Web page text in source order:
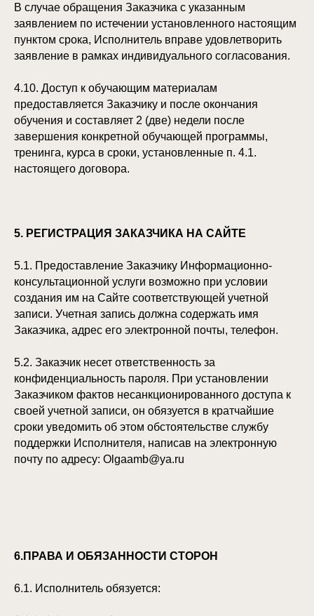
В случае обращения Заказчика с указанным
заявлением по истечении установленного настоящим
пунктом срока, Исполнитель вправе удовлетворить
заявление в рамках индивидуального согласования.
4.10. Доступ к обучающим материалам
предоставляется Заказчику и после окончания
обучения и составляет 2 (две) недели после
завершения конкретной обучающей программы,
тренинга, курса в сроки, установленные п. 4.1.
настоящего договора.
5. РЕГИСТРАЦИЯ ЗАКАЗЧИКА НА САЙТЕ
5.1. Предоставление Заказчику Информационно-
консультационной услуги возможно при условии
создания им на Сайте соответствующей учетной
записи. Учетная запись должна содержать имя
Заказчика, адрес его электронной почты, телефон.
5.2. Заказчик несет ответственность за
конфиденциальность пароля. При установлении
Заказчиком фактов несанкционированного доступа к
своей учетной записи, он обязуется в кратчайшие
сроки уведомить об этом обстоятельстве службу
поддержки Исполнителя, написав на электронную
почту по адресу: Olgaamb@ya.ru
6.ПРАВА И ОБЯЗАННОСТИ СТОРОН
6.1. Исполнитель обязуется: